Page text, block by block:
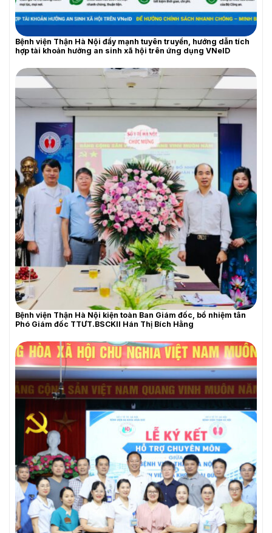
THƯ MỜI BÁO GIÁ
YÊU CẦU BÁO GIÁ
Bệnh viện Thận Hà Nội đẩy mạnh tuyên truyền, hướng dẫn tích
hợp tài khoản hưởng an sinh xã hội trên ứng dụng VNeID
Bệnh viện Thận Hà Nội kiện toàn Ban Giám đốc, bổ nhiệm tân
Phó Giám đốc TTƯT.BSCKII Hán Thị Bích Hằng